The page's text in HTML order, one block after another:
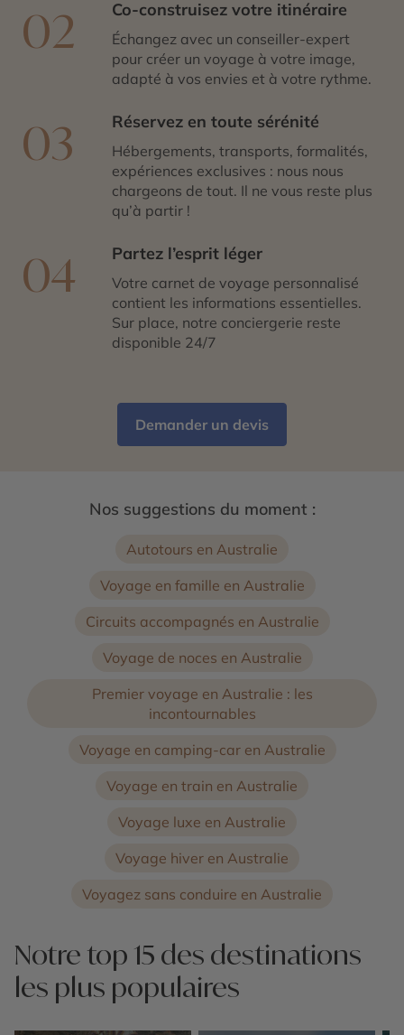
02 Co-construisez votre itinéraire
Échangez avec un conseiller-expert
pour créer un voyage à votre image,
adapté à vos envies et à votre rythme.
03 Réservez en toute sérénité
Hébergements, transports, formalités,
expériences exclusives : nous nous
chargeons de tout. Il ne vous reste plus
qu’à partir !
04 Partez l’esprit léger
Votre carnet de voyage personnalisé
contient les informations essentielles.
Sur place, notre conciergerie reste
disponible 24/7
Demander un devis
Nos suggestions du moment :
Autotours en Australie
Voyage en famille en Australie
Circuits accompagnés en Australie
Voyage de noces en Australie
Premier voyage en Australie : les
incontournables
Voyage en camping-car en Australie
Voyage en train en Australie
Voyage luxe en Australie
Voyage hiver en Australie
Voyagez sans conduire en Australie
Notre top 15 des destinations
les plus populaires